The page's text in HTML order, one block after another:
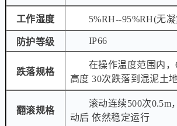
工作湿度 5%RH--95%RH(无
防护等级 IP66
跌落规格
在操作温度范围内
高度 30次跌落到混泥土
翻滚规格
滚动连续500次0.5m
动后 依然稳定运行